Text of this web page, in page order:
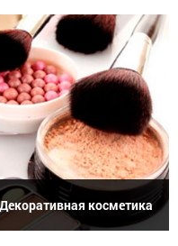
Декоративная косметика